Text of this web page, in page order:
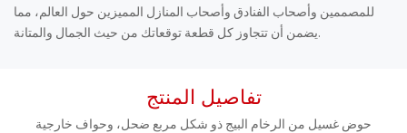
للمصممين وأصحاب الفنادق وأصحاب المنازل المميزين حول العالم، مما
يضمن أن تتجاوز كل قطعة توقعاتك من حيث الجمال والمتانة.
تفاصيل المنتج
حوض غسيل من الرخام البيج ذو شكل مربع ضحل، وحواف خارجية